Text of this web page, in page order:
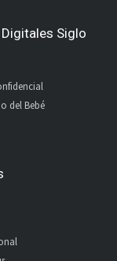
Siglo
del Bebé